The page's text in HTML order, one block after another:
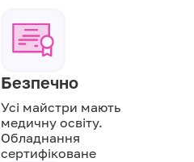
Безпечно
Усі майстри мають
медичну освіту.
Обладнання
сертифіковане